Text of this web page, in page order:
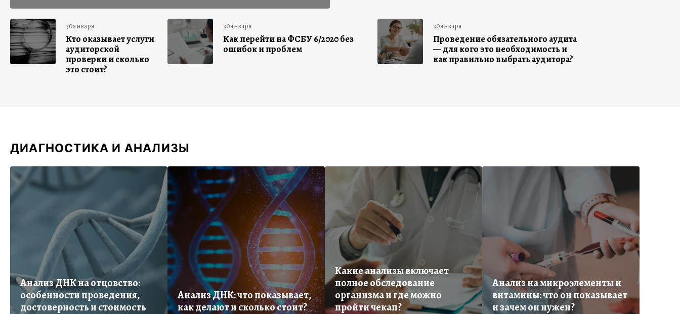
30января
Кто оказывает услуги
аудиторской
проверки и сколько
это стоит?
30января
Как перейти на ФСБУ 6/2020 без
ошибок и проблем
30января
Проведение обязательного аудита
— для кого это необходимость и
как правильно выбрать аудитора?
ДИАГНОСТИКА И АНАЛИЗЫ
Анализ ДНК на отцовство:
особенности проведения,
достоверность и стоимость
Анализ ДНК: что показывает,
как делают и сколько стоит?
Какие анализы включает
полное обследование
организма и где можно
пройти чекап?
Анализ на микроэлементы и
витамины: что он показывает
и зачем он нужен?